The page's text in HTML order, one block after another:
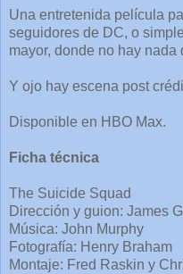
Una entretenida película
seguidores de DC, o
mayor, donde no hay nada
Y ojo hay escena post
Disponible en HBO Max.
Ficha técnica
The Suicide Squad
Dirección y guion: James
Música: John Murphy
Fotografía: Henry Braham
Montaje: Fred Raskin y